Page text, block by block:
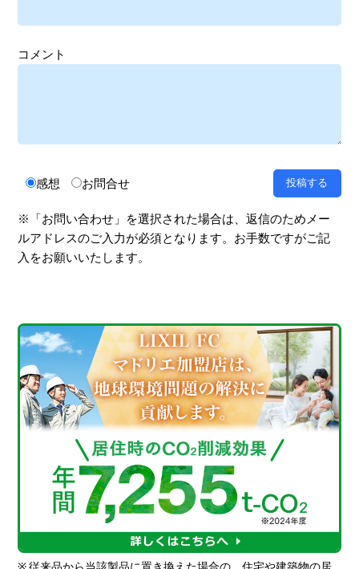
コメント
感想 お問合せ
※「お問い合わせ」を選択された場合は、返信のためメー
ルアドレスのご入力が必須となります。お手数ですがご記
入をお願いいたします。